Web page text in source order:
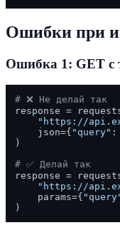
Ошибки при
Ошибка 1: GET с
# ❌ Не делай так
response =
"https://
    json={
"query" :
)
# ✅ Делай так
response =
"https://
    params={